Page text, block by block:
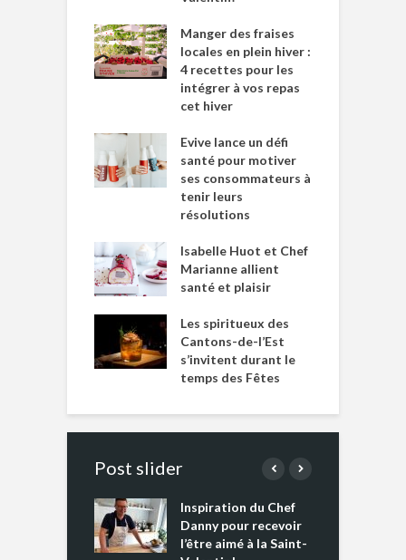
Manger des fraises
locales en plein hiver :
4 recettes pour les
intégrer à vos repas
cet hiver
Evive lance un défi
santé pour motiver
ses consommateurs à
tenir leurs
résolutions
Isabelle Huot et Chef
Marianne allient
santé et plaisir
Les spiritueux des
Cantons-de-l’Est
s’invitent durant le
temps des Fêtes
Post slider
Inspiration du Chef
Danny pour recevoir
l’être aimé à la Saint-